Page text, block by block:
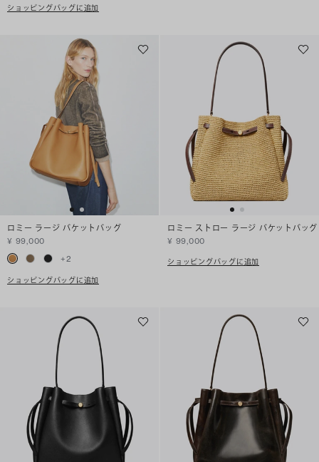
ショッピングバッグに追加
ロミー ラージ バケットバッグ
¥ 99,000
+2
ショッピングバッグに追加
ロミー ストロー ラージ バケットバッグ
¥ 99,000
ショッピングバッグに追加